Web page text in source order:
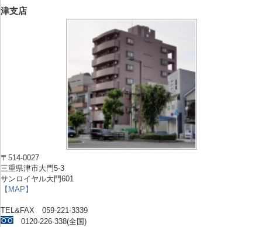
津支店
〒514-0027
三重県津市大門5-3
サンロイヤル大門601
【MAP】
TEL&FAX 059-221-3339
0120-226-338(全国)